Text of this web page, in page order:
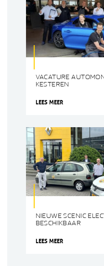
VACATURE
KESTEREN
LEES MEER
NIEUWE SCENIC
BESCHIKBAAR
LEES MEER